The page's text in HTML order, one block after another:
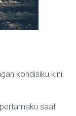
kondisiku kini.
saat